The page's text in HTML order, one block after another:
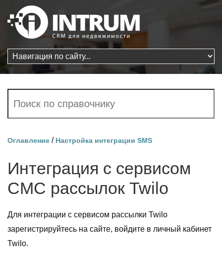
Оглавление / Настройка интеграции SMS
Интеграция с сервисом
СМС рассылок Twilo
Для интеграции с сервисом рассылки Twilo
зарегистрируйтесь на сайте, войдите в личный кабинет
Twilo.